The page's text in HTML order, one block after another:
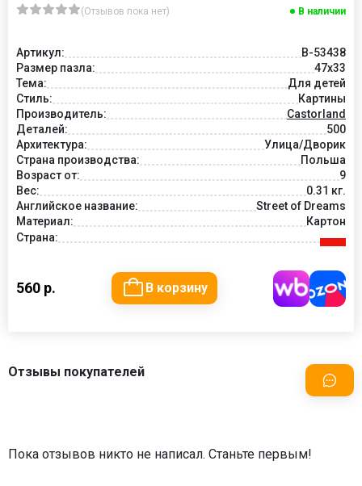
(Отзывов пока нет) В наличии
Артикул:
B-53438
Размер пазла:
47x33
Тема:
Для детей
Стиль:
Картины
Производитель:
Castorland
Деталей:
500
Архитектура:
Улица/Дворик
Страна производства:
Польша
Возраст от:
9
Вес:
0.31 кг.
Английское название:
Street of Dreams
Материал:
Картон
Страна:
560 р. В корзину
Отзывы покупателей
Пока отзывов никто не написал. Станьте первым!